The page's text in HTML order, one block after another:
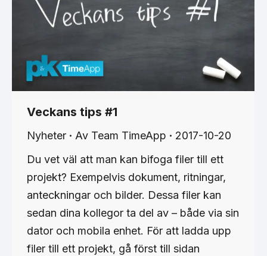
Veckans tips #1
Nyheter Av Team TimeApp
2017-10-20
Du vet väl att man kan bifoga filer till ett
projekt? Exempelvis dokument, ritningar,
anteckningar och bilder. Dessa filer kan
sedan dina kollegor ta del av – både via sin
dator och mobila enhet. För att ladda upp
filer till ett projekt, gå först till sidan